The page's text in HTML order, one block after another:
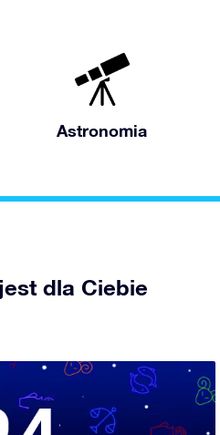
Astronomia
dla Ciebie